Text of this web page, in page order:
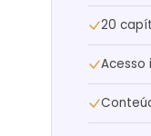
20
Acesso